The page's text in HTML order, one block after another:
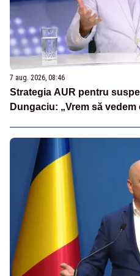
7 aug. 2026, 08:46
Strategia AUR pentru
Dungaciu: „Vrem să